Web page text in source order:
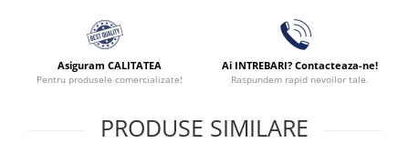
Asiguram CALITATEA
Pentru produsele comercializate!
Ai INTREBARI? Contacteaza-ne!
Raspundem rapid nevoilor tale.
PRODUSE SIMILARE